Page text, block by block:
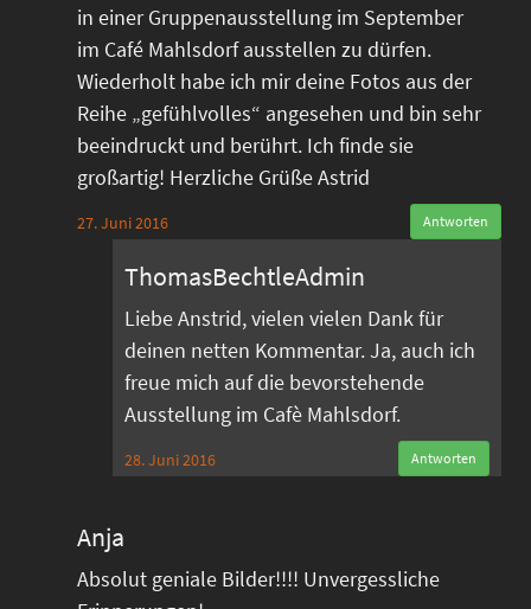
in einer Gruppenausstellung im September
im Café Mahlsdorf ausstellen zu dürfen.
Wiederholt habe ich mir deine Fotos aus der
Reihe „gefühlvolles“ angesehen und bin sehr
beeindruckt und berührt. Ich finde sie
großartig! Herzliche Grüße Astrid
27. Juni 2016 Antworten
ThomasBechtleAdmin
Liebe Anstrid, vielen vielen Dank für
deinen netten Kommentar. Ja, auch ich
freue mich auf die bevorstehende
Ausstellung im Cafè Mahlsdorf.
28. Juni 2016 Antworten
Anja
Absolut geniale Bilder!!!! Unvergessliche